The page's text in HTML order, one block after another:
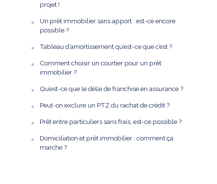
projet !
Un prêt immobilier sans apport : est-ce encore
possible ?
Tableau d’amortissement qu’est-ce que c’est ?
Comment choisir un courtier pour un prêt
immobilier ?
Qu’est-ce que le délai de franchise en assurance ?
Peut-on exclure un PTZ du rachat de crédit ?
Prêt entre particuliers sans frais, est-ce possible ?
Domiciliation et prêt immobilier : comment ça
marche ?